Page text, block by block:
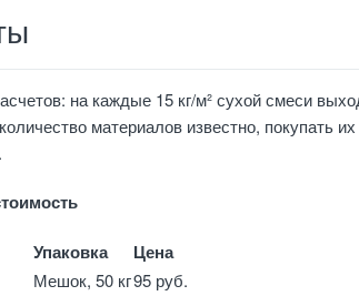
на каждые 15 кг/м² сухой смеси
материалов известно, покупать
Упаковка Цена
Мешок, 50 кг95 руб.